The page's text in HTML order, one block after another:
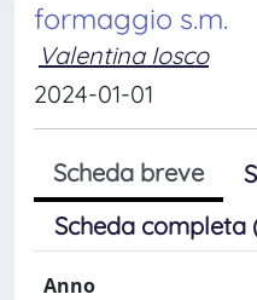
formaggio s.m.
Valentina Iosco
2024-01-01
Scheda breve
Scheda completa
Anno